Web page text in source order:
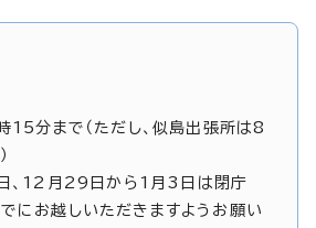
分まで（ただし、似島出張所は8
、12月29日から1月3日は閉庁
にお越しいただきますようお願い